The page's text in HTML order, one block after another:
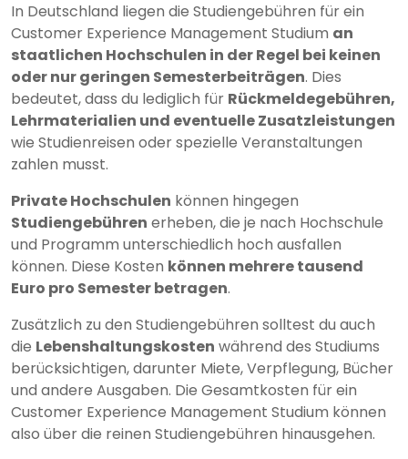
In Deutschland liegen die Studiengebühren für ein
Customer Experience Management Studium an
staatlichen Hochschulen in der Regel bei keinen
oder nur geringen Semesterbeiträgen. Dies
bedeutet, dass du lediglich für Rückmeldegebühren,
Lehrmaterialien und eventuelle Zusatzleistungen
wie Studienreisen oder spezielle Veranstaltungen
zahlen musst.
Private Hochschulen können hingegen
Studiengebühren erheben, die je nach Hochschule
und Programm unterschiedlich hoch ausfallen
können. Diese Kosten können mehrere tausend
Euro pro Semester betragen.
Zusätzlich zu den Studiengebühren solltest du auch
die Lebenshaltungskosten während des Studiums
berücksichtigen, darunter Miete, Verpflegung, Bücher
und andere Ausgaben. Die Gesamtkosten für ein
Customer Experience Management Studium können
also über die reinen Studiengebühren hinausgehen.